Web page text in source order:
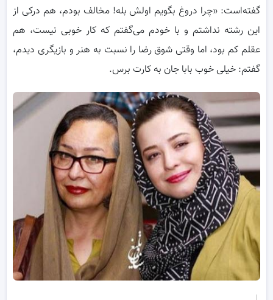
گفته‌است: «چرا دروغ بگویم اولش بله! مخالف بودم، هم درکی از
این رشته نداشتم و با خودم می‌گفتم که کار خوبی نیست، هم
عقلم کم بود، اما وقتی شوق رضا را نسبت به هنر و بازیگری دیدم،
گفتم: خیلی خوب بابا جان به کارت برس.